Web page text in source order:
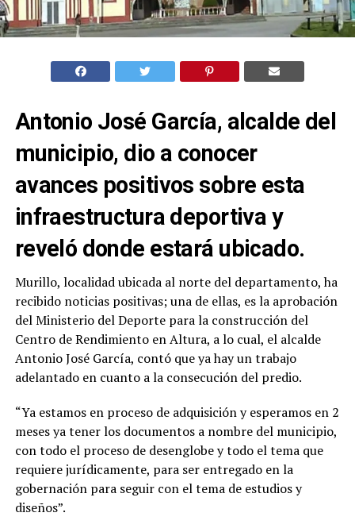
Antonio José García, alcalde del
municipio, dio a conocer
avances positivos sobre esta
infraestructura deportiva y
reveló donde estará ubicado.
Murillo, localidad ubicada al norte del departamento, ha
recibido noticias positivas; una de ellas, es la aprobación
del Ministerio del Deporte para la construcción del
Centro de Rendimiento en Altura, a lo cual, el alcalde
Antonio José García, contó que ya hay un trabajo
adelantado en cuanto a la consecución del predio.
“Ya estamos en proceso de adquisición y esperamos en 2
meses ya tener los documentos a nombre del municipio,
con todo el proceso de desenglobe y todo el tema que
requiere jurídicamente, para ser entregado en la
gobernación para seguir con el tema de estudios y
diseños”.